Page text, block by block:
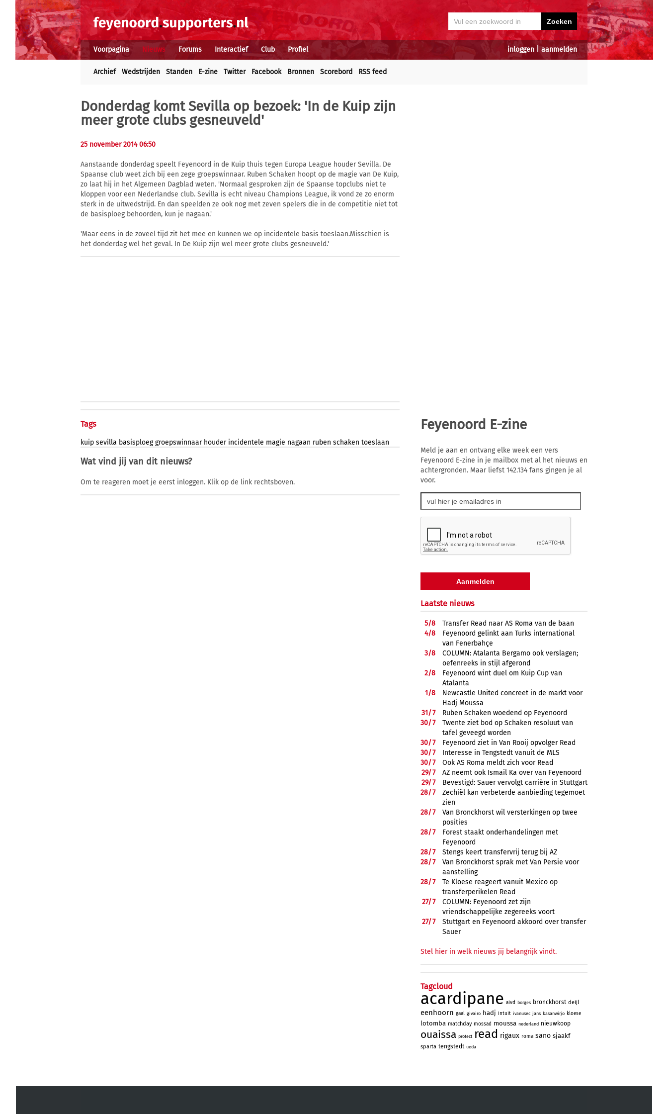
inloggen aanmelden
Voorpagina Nieuws Forums Interactief Club Profiel
Archief Wedstrijden Standen E-zine Twitter Facebook Bronnen Scorebord RSS feed
Donderdag komt Sevilla op bezoek: 'In de Kuip zijn
meer grote clubs gesneuveld'
25 november 2014 06:50
Aanstaande donderdag speelt Feyenoord in de Kuip thuis tegen Europa League houder Sevilla. De
Spaanse club weet zich bij een zege groepswinnaar. Ruben Schaken hoopt op de magie van De Kuip,
zo laat hij in het Algemeen Dagblad weten. 'Normaal gesproken zijn de Spaanse topclubs niet te
kloppen voor een Nederlandse club. Sevilla is echt niveau Champions League, ik vond ze zo enorm
sterk in de uitwedstrijd. En dan speelden ze ook nog met zeven spelers die in de competitie niet tot
de basisploeg behoorden, kun je nagaan.'
'Maar eens in de zoveel tijd zit het mee en kunnen we op incidentele basis toeslaan.Misschien is
het donderdag wel het geval. In De Kuip zijn wel meer grote clubs gesneuveld.'
Tags
kuip sevilla basisploeg groepswinnaar houder incidentele magie nagaan ruben schaken toeslaan
Wat vind jij van dit nieuws?
Om te reageren moet je eerst inloggen. Klik op de link rechtsboven.
Feyenoord E-zine
Meld je aan en ontvang elke week een vers
Feyenoord E-zine in je mailbox met al het nieuws en
achtergronden. Maar liefst 142.134 fans gingen je al
voor.
Laatste nieuws
5/8
Transfer Read naar AS Roma van de baan
4/8
Feyenoord gelinkt aan Turks international
van Fenerbahçe
3/8
COLUMN: Atalanta Bergamo ook verslagen;
oefenreeks in stijl afgerond
2/8
Feyenoord wint duel om Kuip Cup van
Atalanta
1/8
Newcastle United concreet in de markt voor
Hadj Moussa
31/7
Ruben Schaken woedend op Feyenoord
30/7
Twente ziet bod op Schaken resoluut van
tafel geveegd worden
30/7
Feyenoord ziet in Van Rooij opvolger Read
30/7
Interesse in Tengstedt vanuit de MLS
30/7
Ook AS Roma meldt zich voor Read
29/7
AZ neemt ook Ismail Ka over van Feyenoord
29/7
Bevestigd: Sauer vervolgt carrière in Stuttgart
28/7
Zechiël kan verbeterde aanbieding tegemoet
zien
28/7
Van Bronckhorst wil versterkingen op twee
posities
28/7
Forest staakt onderhandelingen met
Feyenoord
28/7
Stengs keert transfervrij terug bij AZ
28/7
Van Bronckhorst sprak met Van Persie voor
aanstelling
28/7
Te Kloese reageert vanuit Mexico op
transferperikelen Read
27/7
COLUMN: Feyenoord zet zijn
vriendschappelijke zegereeks voort
27/7
Stuttgart en Feyenoord akkoord over transfer
Sauer
Stel hier in welk nieuws jij belangrijk vindt.
Tagcloud
acardipane aivd borges bronckhorst deijl
eenhoorn gaal givairo hadj intuit ivanusec jans kasanwirjo kloese
lotomba matchday mossad moussa nederland nieuwkoop
ouaissa protect read rigaux roma sano sjaakf
sparta tengstedt ueda